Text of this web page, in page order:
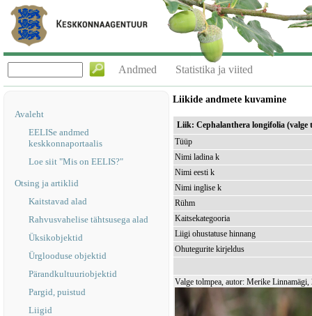
Andmed Statistika ja viited
Avaleht
EELISe andmed
keskkonnaportaalis
Loe siit "Mis on EELIS?"
Otsing ja artiklid
Kaitstavad alad
Rahvusvahelise tähtsusega alad
Üksikobjektid
Ürglooduse objektid
Pärandkultuuriobjektid
Pargid, puistud
Liigid
Liikide andmete kuvamine
Liik: Cephalanthera longifolia (valge
Tüüp
Nimi ladina k
Nimi eesti k
Nimi inglise k
Rühm
Kaitsekategooria
Liigi ohustatuse hinnang
Ohutegurite kirjeldus
Valge tolmpea, autor: Merike Linnamägi,